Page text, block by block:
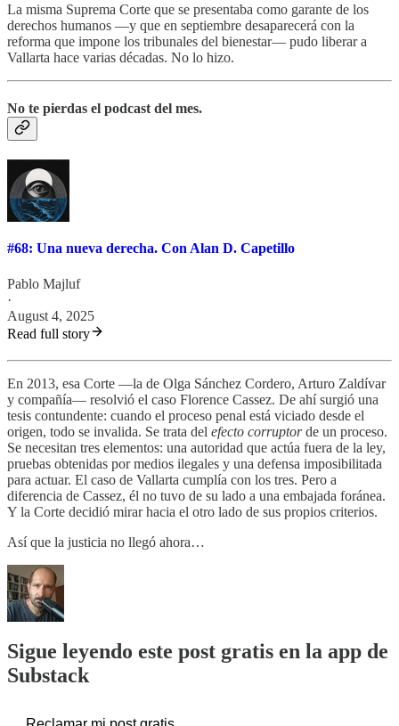
La misma Suprema Corte que se presentaba como garante de los
derechos humanos —y que en septiembre desaparecerá con la
reforma que impone los tribunales del bienestar— pudo liberar a
Vallarta hace varias décadas. No lo hizo.
No te pierdas el podcast del mes.
#68: Una nueva derecha. Con Alan D. Capetillo
Pablo Majluf
·
August 4, 2025
Read full story
En 2013, esa Corte —la de Olga Sánchez Cordero, Arturo Zaldívar
y compañía— resolvió el caso Florence Cassez. De ahí surgió una
tesis contundente: cuando el proceso penal está viciado desde el
origen, todo se invalida. Se trata del efecto corruptorde un proceso.
Se necesitan tres elementos: una autoridad que actúa fuera de la ley,
pruebas obtenidas por medios ilegales y una defensa imposibilitada
para actuar. El caso de Vallarta cumplía con los tres. Pero a
diferencia de Cassez, él no tuvo de su lado a una embajada foránea.
Y la Corte decidió mirar hacia el otro lado de sus propios criterios.
Así que la justicia no llegó ahora…
Sigue leyendo este post gratis en la app de
Substack